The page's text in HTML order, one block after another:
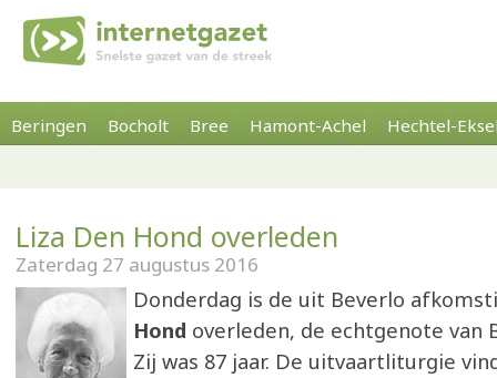
Beringen Bocholt Bree Hamont-Achel Hechtel-
Liza Den Hond overleden
Zaterdag 27 augustus 2016
Donderdag is de uit Beverlo
Hond overleden, de echtgenote van
Zij was 87 jaar. De uitvaartliturgie